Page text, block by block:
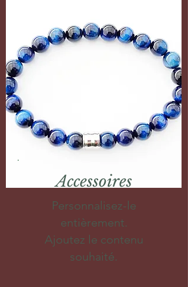
Accessoires
Personnalisez-le
entièrement.
Ajoutez le contenu
souhaité.